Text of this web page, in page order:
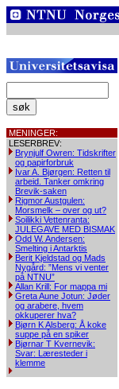
MENINGER:
LESERBREV:
Brynjulf Owren: Tidskrifter
og papirforbruk
Ivar A. Bjørgen: Retten til
arbeid. Tanker omkring
Brevik-saken
Rigmor Austgulen:
Morsmelk – over og ut?
Soilikki Vettenranta:
JULEGAVE MED BISMAK
Odd W. Andersen:
Smelting i Antarktis
Berit Kjeldstad og Mads
Nygård: ”Mens vi venter
på NTNU”
Allan Krill: For mappa mi
Greta Aune Jotun: Jøder
og arabere, hvem
okkuperer hva?
Bjørn K Alsberg: Å koke
suppe på en spiker
Bjørnar T Kvernevik:
Svar: Læresteder i
klemme